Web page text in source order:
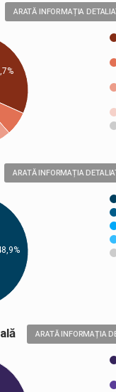
ARATĂ INFORMAȚIA
ARATĂ INFORMAȚIA
ARATĂ INFORMAȚIA